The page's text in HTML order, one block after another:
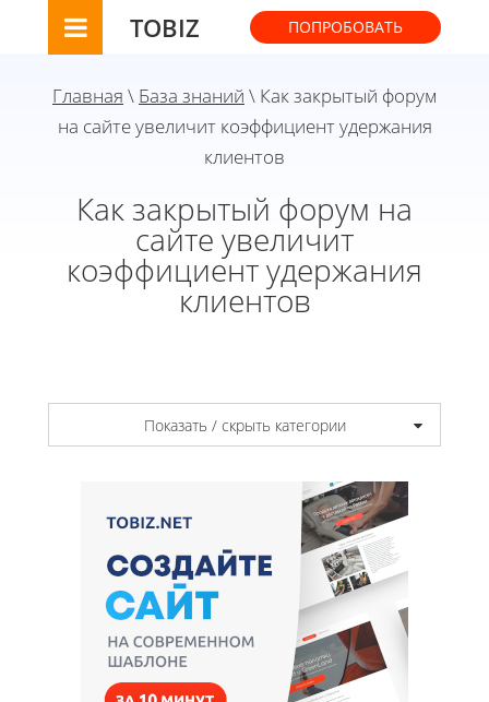
TOBIZ ПОПРОБОВАТЬ
Главная \ База знаний \ Как закрытый форум
на сайте увеличит коэффициент удержания
клиентов
Как закрытый форум на
сайте увеличит
коэффициент удержания
клиентов
Показать / скрыть категории